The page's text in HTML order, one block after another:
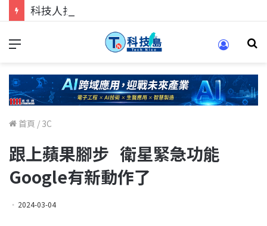
科技人找工作，就到TECH+ 科技專區!
首頁 / 3C
跟上蘋果腳步 衛星緊急功能
Google有新動作了
2024-03-04